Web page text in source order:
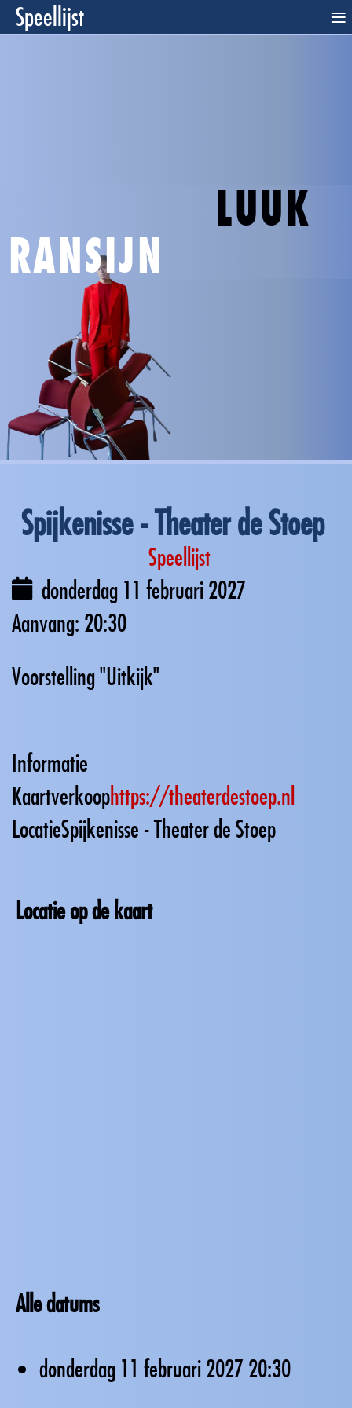
LUUK
RANSIJN
Spijkenisse - Theater de Stoep
Speellijst
donderdag 11 februari 2027
20:30
Voorstelling "Uitkijk"
Informatie
Kaartverkoophttps://theaterdestoep.nl
LocatieSpijkenisse - Theater de Stoep
Locatie op de kaart
Alle datums
donderdag 11 februari 202720:30
Speellijst ≡